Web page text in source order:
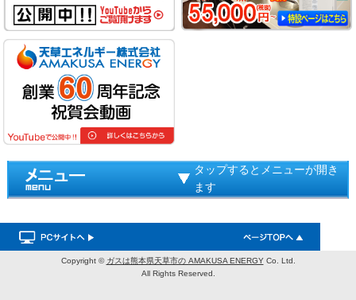
タップするとメニューが開き
ます
Copyright © ガスは熊本県天草市の AMAKUSA ENERGYCo. Ltd.
All Rights Reserved.